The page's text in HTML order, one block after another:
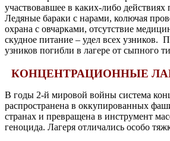
участвовавшее в каких-либо действиях
Ледяные бараки с нарами, колючая
охрана с овчарками, отсутствие
скудное питание – удел всех узников.
узников погибли в лагере от сыпного
КОНЦЕНТРАЦИОННЫЕ
В годы 2-й мировой войны система
распространена в оккупированных
странах и превращена в инструмент
геноцида. Лагеря отличались особо